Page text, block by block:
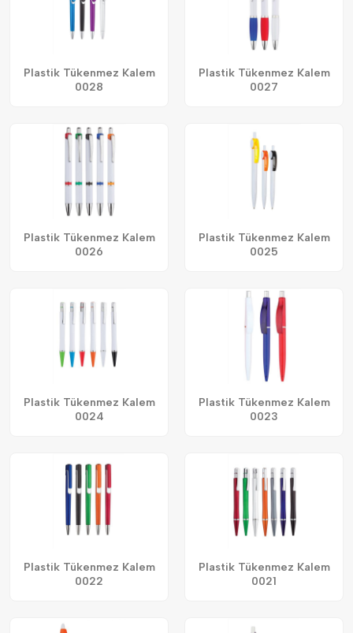
Plastik Tükenmez Kalem
0028
Plastik Tükenmez Kalem
0027
Plastik Tükenmez Kalem
0026
Plastik Tükenmez Kalem
0025
Plastik Tükenmez Kalem
0024
Plastik Tükenmez Kalem
0023
Plastik Tükenmez Kalem
0022
Plastik Tükenmez Kalem
0021